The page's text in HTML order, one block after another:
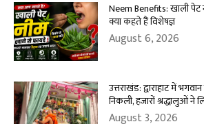
Neem Benefits: खाली पेट
क्या कहते हैं विशेषज्ञ
August 6, 2026
उत्तराखंड: द्वाराहाट में
निकली, हजारों श्रद्धालुओं ने
August 3, 2026